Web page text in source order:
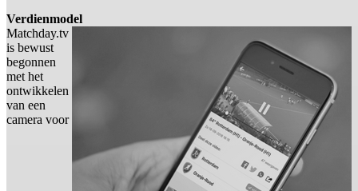
Verdienmodel
Matchday.tv
is bewust
begonnen
met het
ontwikkelen
van een
camera voor